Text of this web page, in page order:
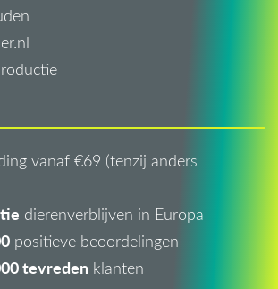
vanaf €69 (tenzij anders
dierenverblijven in Europa
positieve beoordelingen
tevreden klanten